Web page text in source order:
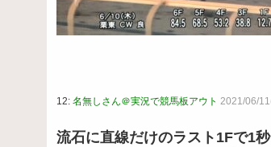
12: 名無しさん＠実況で競馬板アウト 2021/06/
流石に直線だけのラスト1Fで1